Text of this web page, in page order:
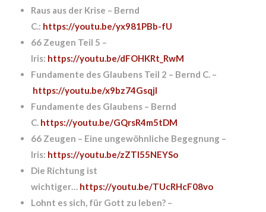
Raus aus der Krise – Bernd
C.: https://youtu.be/yx981PBb-fU
66 Zeugen Teil 5 –
Iris: https://youtu.be/dFOHKRt_RwM
Fundamente des Glaubens Teil 2 – Bernd C. –
https://youtu.be/x9bz74GsqjI
Fundamente des Glaubens – Bernd
C. https://youtu.be/GQrsR4m5tDM
66 Zeugen – Eine ungewöhnliche Begegnung –
Iris: https://youtu.be/zZTl55NEYSo
Die Richtung ist
wichtiger… https://youtu.be/TUcRHcF08vo
Lohnt es sich, für Gott zu leben? –